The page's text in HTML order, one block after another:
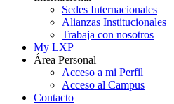
Sedes Internacionales
Alianzas Institucionales
Trabaja con nosotros
My LXP
Área Personal
Acceso a mi Perfil
Acceso al Campus
Contacto